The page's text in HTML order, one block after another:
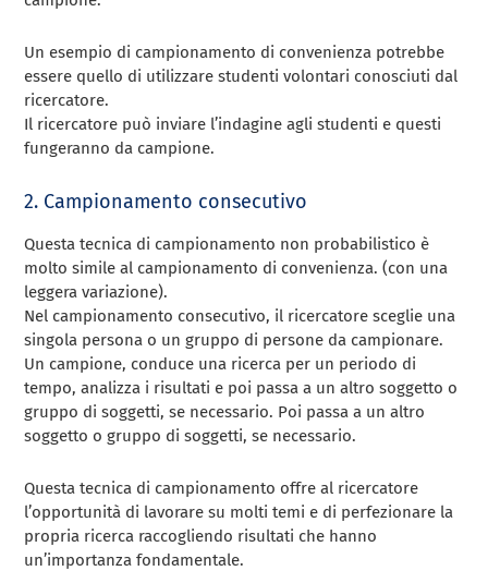
Un esempio di campionamento di convenienza potrebbe
essere quello di utilizzare studenti volontari conosciuti dal
ricercatore.
Il ricercatore può inviare l’indagine agli studenti e questi
fungeranno da campione.
2. Campionamento consecutivo
Questa tecnica di campionamento non probabilistico è
molto simile al campionamento di convenienza.(con una
leggera variazione).
Nel campionamento consecutivo, il ricercatore sceglie una
singola persona o un gruppo di persone da campionare.
Un campione, conduce una ricerca per un periodo di
tempo, analizza i risultati e poi passa a un altro soggetto o
gruppo di soggetti, se necessario. Poi passa a un altro
soggetto o gruppo di soggetti, se necessario.
Questa tecnica di campionamento offre al ricercatore
l’opportunità di lavorare su molti temi e di perfezionare la
propria ricerca raccogliendo risultati che hanno
un’importanza fondamentale.